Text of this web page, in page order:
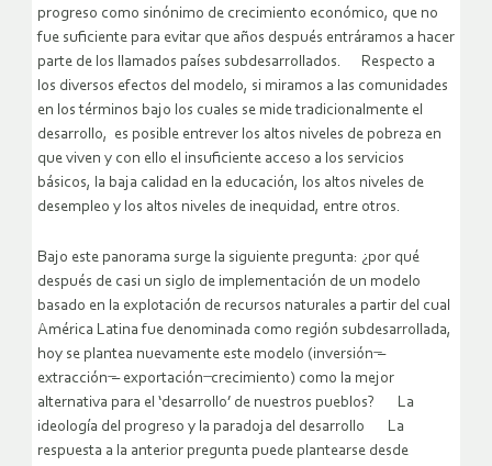
progreso como sinónimo de crecimiento económico, que no
fue suficiente para evitar que años después entráramos a hacer
parte de los llamados países subdesarrollados. Respecto a
los diversos efectos del modelo, si miramos a las comunidades
en los términos bajo los cuales se mide tradicionalmente el
desarrollo, es posible entrever los altos niveles de pobreza en
que viven y con ello el insuficiente acceso a los servicios
básicos, la baja calidad en la educación, los altos niveles de
desempleo y los altos niveles de inequidad, entre otros.
Bajo este panorama surge la siguiente pregunta: ¿por qué
después de casi un siglo de implementación de un modelo
basado en la explotación de recursos naturales a partir del cual
América Latina fue denominada como región subdesarrollada,
hoy se plantea nuevamente este modelo (inversión ̶–
extracción ̶– exportación ̶ crecimiento) como la mejor
alternativa para el ‘desarrollo’ de nuestros pueblos? La
ideología del progreso y la paradoja del desarrollo La
respuesta a la anterior pregunta puede plantearse desde